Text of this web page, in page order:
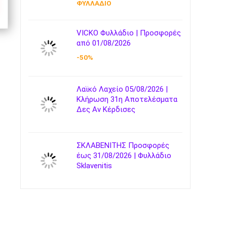
ΦΥΛΛΑΔΙΟ
VICKO Φυλλάδιο | Προσφορές
από 01/08/2026
-50%
Λαϊκό Λαχείο 05/08/2026 |
Κλήρωση 31η Αποτελέσματα
Δες Αν Κέρδισες
ΣΚΛΑΒΕΝΙΤΗΣ Προσφορές
έως 31/08/2026 | Φυλλάδιο
Sklavenitis